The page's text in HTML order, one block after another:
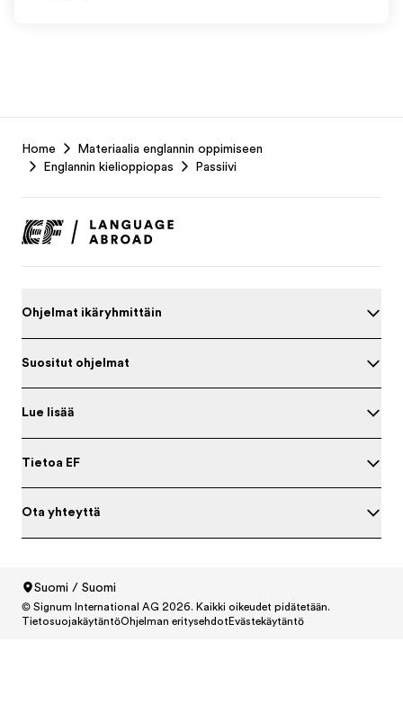
Footer
Home
Materiaalia englannin oppimiseen
Englannin kielioppiopas
Passiivi
Ohjelmat ikäryhmittäin
Suositut ohjelmat
Lue lisää
Tietoa EF
Ota yhteyttä
Suomi / Suomi
North America/Canada / English
North America
Canada / Français
© Signum International AG 2026. Kaikki oikeudet pidätetään.
TietosuojakäytäntöOhjelman eritysehdotEvästekäytäntö